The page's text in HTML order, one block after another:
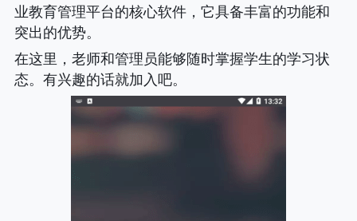
业教育管理平台的核心软件，它具备丰富的功能和
突出的优势。
在这里，老师和管理员能够随时掌握学生的学习状
态。有兴趣的话就加入吧。